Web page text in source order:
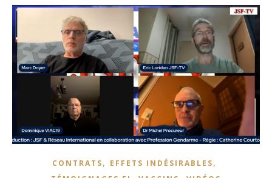
CONTRATS, EFFETS INDÉSIRABLES,